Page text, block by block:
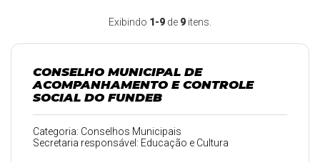
Exibindo 1-9 de 9 itens.
CONSELHO MUNICIPAL DE
ACOMPANHAMENTO E CONTROLE
SOCIAL DO FUNDEB
Categoria: Conselhos Municipais
Secretaria responsável: Educação e Cultura